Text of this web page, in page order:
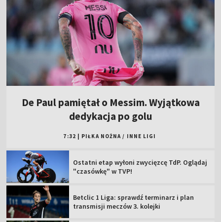
De Paul pamiętał o Messim. Wyjątkowa
dedykacja po golu
7:32 PIŁKA NOŻNA / INNE LIGI
Ostatni etap wyłoni zwycięzcę TdP. Oglądaj
"czasówkę" w TVP!
Betclic 1 Liga: sprawdź terminarz i plan
transmisji meczów 3. kolejki